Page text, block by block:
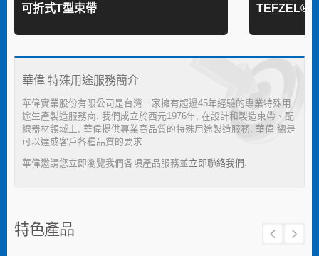
可折式T型束帶 TEFZEL®
華偉 特殊用途服務簡介
華偉實業股份有限公司是台灣一家擁有超過45年經驗的專業特殊用
途生產製造服務商. 我們成立於西元1976年, 在設計和製造束帶、配
線器材領域上, 華偉提供專業高品質的特殊用途製造服務, 華偉 總是
可以達成客戶各種品質的要求
華偉邀請您立即瀏覽我們各項產品服務並立即聯絡我們
特色產品